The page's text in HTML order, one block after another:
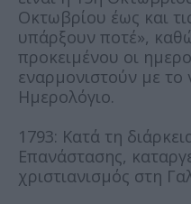
Οκτωβρίου έως και
υπάρξουν ποτέ»,
προκειμένου οι
εναρμονιστούν με το
Ημερολόγιο.
1793: Κατά τη
Επανάστασης,
χριστιανισμός στη